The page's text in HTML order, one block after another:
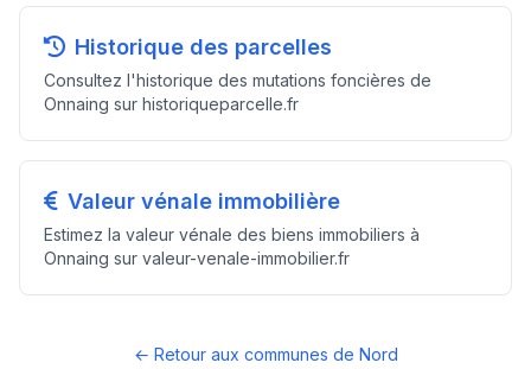
Historique des parcelles
Consultez l'historique des mutations foncières de
Onnaing sur historiqueparcelle.fr
Valeur vénale immobilière
Estimez la valeur vénale des biens immobiliers à
Onnaing sur valeur-venale-immobilier.fr
← Retour aux communes de Nord